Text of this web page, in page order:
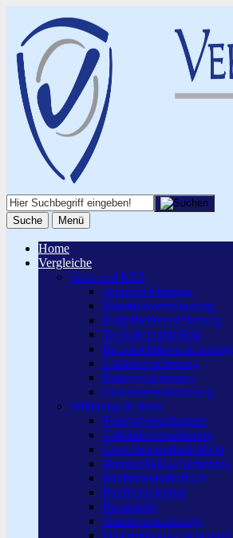
Suche Menü
Home
Vergleiche
Sach und KFZ
Autoversicherung
Motorradversicherung
Haftpflichtversicherung
Tierhalterhaftpflicht
Rechtsschutzversicherung
Unfallversicherung
Reiseversicherung
Gewerbeversicherung
Wohnung & Haus
Hausratversicherung
Gebäudeversicherung
Grundbesitzerhaftpflicht
Photovoltaikversicherung
Bauherrenhaftpflicht
Baufinanzierung
Bausparen
Öltankversicherung
Feuerrohbauversicherung